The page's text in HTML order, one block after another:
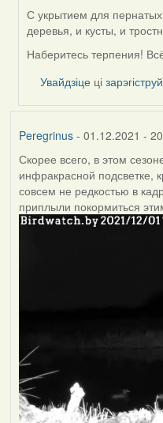
С укрытием для
деревья, и кусты, и
Наберитесь терпения!
Увайдзіце ці
Peregrinus- 01.12.2021 -
Скорее всего, в этом
инфракрасной подсветке,
совсем не редкостью в
приплыли покормиться